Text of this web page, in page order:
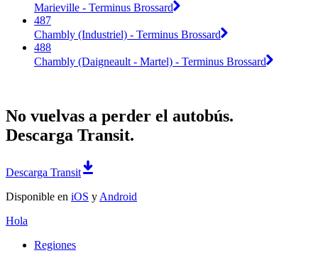
Marieville - Terminus Brossard
487
Chambly (Industriel) - Terminus Brossard
488
Chambly (Daigneault - Martel) - Terminus Brossard
No vuelvas a perder el autobús.
Descarga Transit.
Descarga Transit
Disponible en iOS y Android
Hola
Regiones